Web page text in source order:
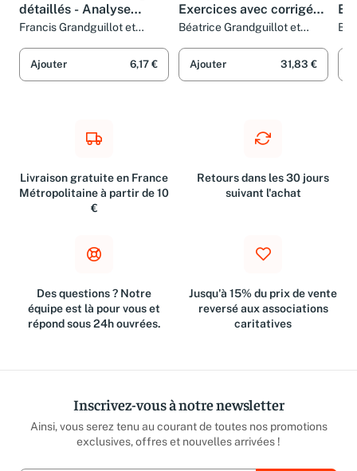
détaillés - Analyse
financière: 43 exercices
des corrigés détaillés
Francis Grandguillot et
Ajouter 6,17 €
Exercices avec corrigés
détaillés
Béatrice Grandguillot et
Ajouter 31,83 €
Livraison gratuite en France
Métropolitaine à partir de 10
€
Retours dans les 30 jours
suivant l'achat
Des questions ? Notre
équipe est là pour vous et
répond sous 24h ouvrées.
Jusqu'à 15% du prix de vente
reversé aux associations
caritatives
Inscrivez-vous à notre newsletter
Ainsi, vous serez tenu au courant de toutes nos promotions
exclusives, offres et nouvelles arrivées !